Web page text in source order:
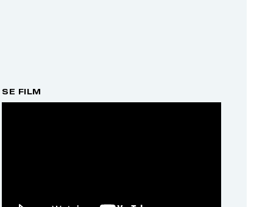
SE FILM